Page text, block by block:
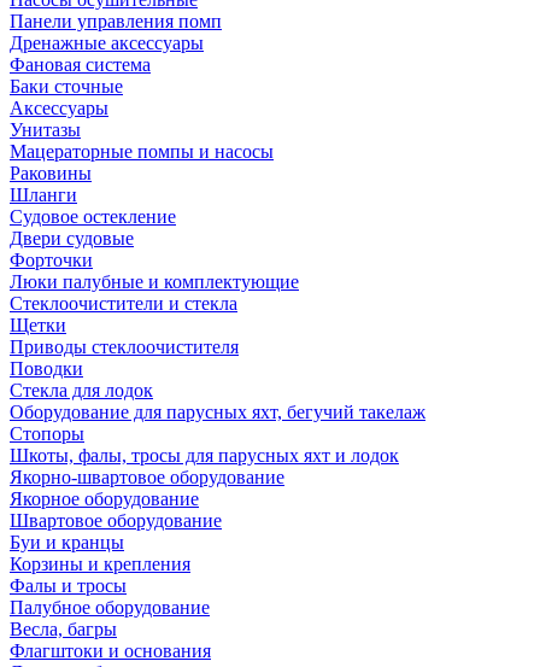
Панели управления помп
Дренажные аксессуары
Фановая система
Баки сточные
Аксессуары
Унитазы
Мацераторные помпы и насосы
Раковины
Шланги
Судовое остекление
Двери судовые
Форточки
Люки палубные и комплектующие
Стеклоочистители и стекла
Щетки
Приводы стеклоочистителя
Поводки
Стекла для лодок
Оборудование для парусных яхт, бегучий такелаж
Стопоры
Шкоты, фалы, тросы для парусных яхт и лодок
Якорно-швартовое оборудование
Якорное оборудование
Швартовое оборудование
Буи и кранцы
Корзины и крепления
Фалы и тросы
Палубное оборудование
Весла, багры
Флагштоки и основания